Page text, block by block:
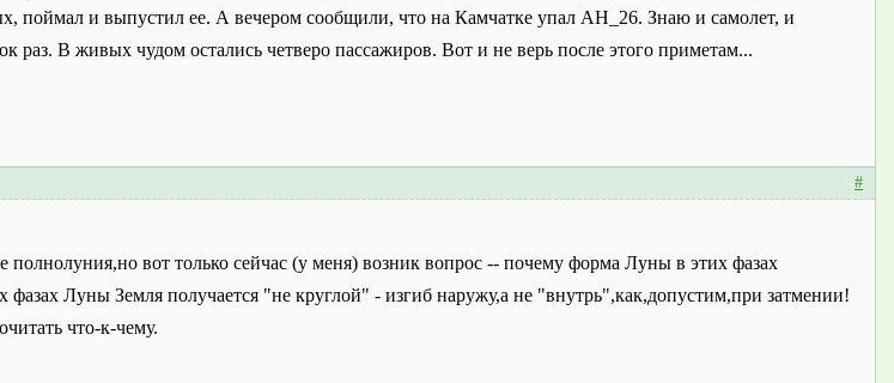
поймал и выпустил ее. А вечером сообщили, что на Камчатке упал АН_26. Знаю и самолет, и
раз. В живых чудом остались четверо пассажиров. Вот и не верь после этого приметам...
#
полнолуния,но вот только сейчас (у меня) возник вопрос -- почему форма Луны в этих фазах
фазах Луны Земля получается "не круглой" - изгиб наружу,а не "внутрь",как,допустим,при затмении!
что-к-чему.